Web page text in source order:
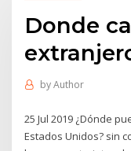
Donde
byAuthor
25 Jul 2019 ¿Dónde
Estados Unidos? sin